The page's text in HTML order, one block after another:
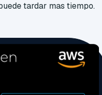
tardar mas tiempo.